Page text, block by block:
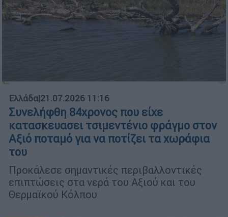
Ελλάδα|21.07.2026 11:16
Συνελήφθη 84χρονος που είχε
κατασκευασει τσιμεντένιο φράγμο στον
Αξιό ποταμό για να ποτίζει τα χωράφια
του
Προκάλεσε σημαντικές περιβαλλοντικές
επιπτώσεις στα νερά του Αξιού και του
Θερμαϊκού Κόλπου